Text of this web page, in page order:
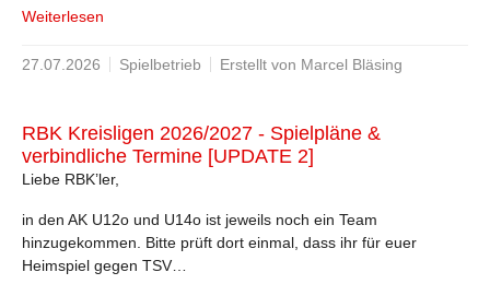
Weiterlesen
27.07.2026 Spielbetrieb Erstellt von Marcel Bläsing
RBK Kreisligen 2026/2027 - Spielpläne &
verbindliche Termine [UPDATE 2]
Liebe RBK’ler,
in den AK U12o und U14o ist jeweils noch ein Team
hinzugekommen. Bitte prüft dort einmal, dass ihr für euer
Heimspiel gegen TSV…